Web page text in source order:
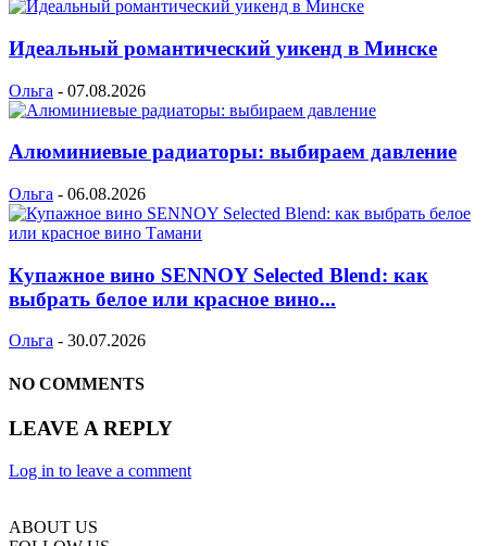
Идеальный романтический уикенд в Минске
Ольга - 07.08.2026
Алюминиевые радиаторы: выбираем давление
Ольга - 06.08.2026
Купажное вино SENNOY Selected Blend: как
выбрать белое или красное вино...
Ольга - 30.07.2026
NO COMMENTS
LEAVE A REPLY
Log in to leave a comment
ABOUT US